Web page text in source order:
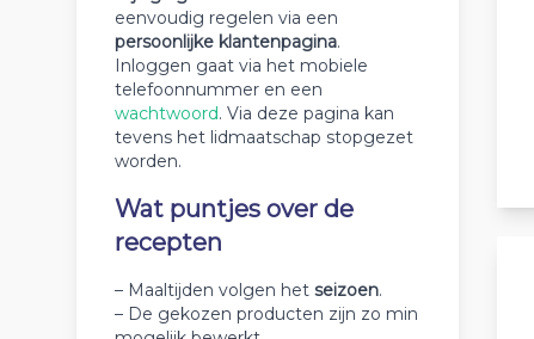
eenvoudig regelen via een
persoonlijke klantenpagina.
Inloggen gaat via het mobiele
telefoonnummer en een
wachtwoord. Via deze pagina kan
tevens het lidmaatschap stopgezet
worden.
Wat puntjes over de
recepten
– Maaltijden volgen het seizoen.
– De gekozen producten zijn zo min